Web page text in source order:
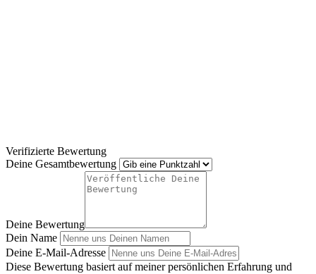
Verifizierte Bewertung
Deine Gesamtbewertung
Deine Bewertung
Dein Name
Deine E-Mail-Adresse
Diese Bewertung basiert auf meiner persönlichen Erfahrung und